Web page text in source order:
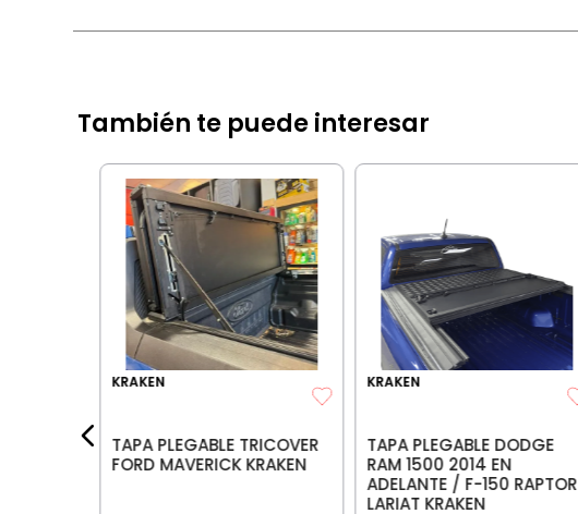
También te puede interesar
KRAKEN
TAPA PLEGABLE TRICOVER
FORD MAVERICK KRAKEN
KRAKEN
TAPA PLEGABLE DODGE
RAM 1500 2014 EN
ADELANTE / F-150 RAPTOR
LARIAT KRAKEN